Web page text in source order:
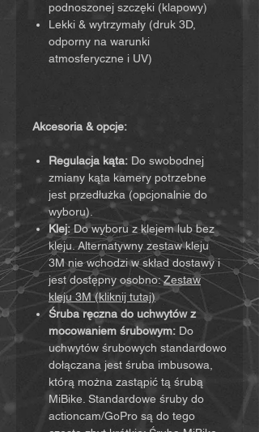
podnoszonej szczęki (klapowy)
Lekki & wytrzymały (druk 3D,
odporny na warunki
atmosferyczne i UV)
Akcesoria & opcje:
Regulacja kąta: Do swobodnej
zmiany kąta kamery potrzebne
jest przedłużka (opcjonalnie do
wyboru).
Klej:Do wyboru z klejem lub bez
kleju. Alternatywny zestaw kleju
3M nie wchodzi w skład dostawy i
jest dostępny osobno:Zestaw
kleju 3M (kliknij tutaj)
Śruba ręczna do uchwytów z
mocowaniem śrubowym: Do
uchwytów śrubowych standardowo
dołączana jest śruba imbusowa,
którą można zastąpić tą śrubą
MiBike. Standardowe śruby do
actioncam/GoPro są do tego